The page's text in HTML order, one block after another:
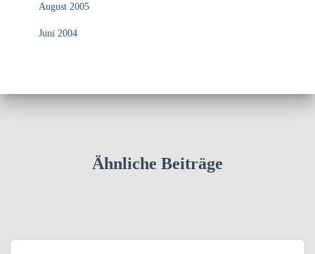
August 2005
Juni 2004
Ähnliche Beiträge